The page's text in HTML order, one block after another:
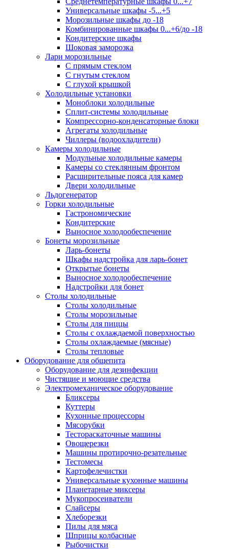
Универсальные шкафы -5...+5
Морозильные шкафы до -18
Комбинированные шкафы 0...+6/до -18
Кондитерские шкафы
Шоковая заморозка
Лари морозильные
С прямым стеклом
С гнутым стеклом
С глухой крышкой
Холодильные установки
Моноблоки холодильные
Сплит-системы холодильные
Компрессорно-конденсаторные блоки
Агрегаты холодильные
Чиллеры (водоохладители)
Камеры холодильные
Модульные холодильные камеры
Камеры со стеклянным фронтом
Расширительные пояса для камер
Двери холодильные
Льдогенератор
Горки холодильные
Гастрономические
Кондитерские
Выносное холодообеспечение
Бонеты морозильные
Ларь-бонеты
Шкафы надстройка для ларь-бонет
Открытые бонеты
Выносное холодообеспечение
Надстройки для бонет
Столы холодильные
Столы холодильные
Столы морозильные
Столы для пиццы
Столы с охлаждаемой поверхностью
Столы охлаждаемые (мясные)
Столы тепловые
Оборудование для общепита
Оборудование для дезинфекции
Чистящие и моющие средства
Электромеханическое оборудование
Бликсеры
Куттеры
Кухонные процессоры
Мясорубки
Тестораскаточные машины
Овощерезки
Машины протирочно-резательные
Тестомесы
Картофелечистки
Универсальные кухонные машины
Планетарные миксеры
Мукопросеиватели
Слайсеры
Хлеборезки
Пилы для мяса
Шприцы колбасные
Рыбочистки